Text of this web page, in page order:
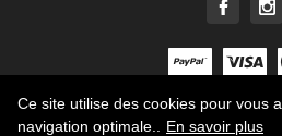
© 2021 - Tous droits
Ce site utilise des cookies pour vous
navigation optimale..
En savoir plus